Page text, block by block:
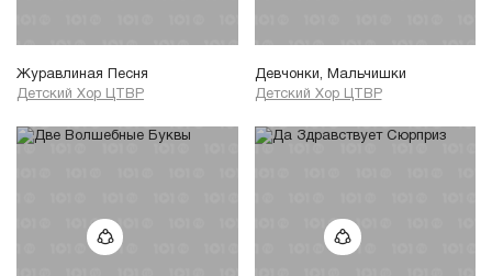
Журавлиная Песня
Детский Хор ЦТВР
Девчонки, Мальчишки
Детский Хор ЦТВР